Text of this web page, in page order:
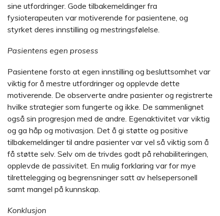
sine utfordringer. Gode tilbakemeldinger fra
fysioterapeuten var motiverende for pasientene, og
styrket deres innstilling og mestringsfølelse.
Pasientens egen prosess
Pasientene forsto at egen innstilling og besluttsomhet var
viktig for å mestre utfordringer og opplevde dette
motiverende. De observerte andre pasienter og registrerte
hvilke strategier som fungerte og ikke. De sammenlignet
også sin progresjon med de andre. Egenaktivitet var viktig
og ga håp og motivasjon. Det å gi støtte og positive
tilbakemeldinger til andre pasienter var vel så viktig som å
få støtte selv. Selv om de trivdes godt på rehabiliteringen,
opplevde de passivitet. En mulig forklaring var for mye
tilrettelegging og begrensninger satt av helsepersonell
samt mangel på kunnskap.
Konklusjon